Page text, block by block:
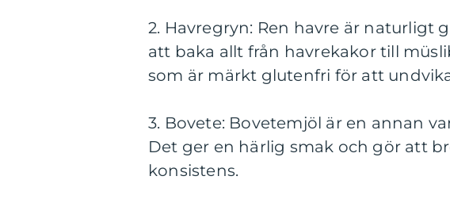
2. Havregryn: Ren havre är naturligt
att baka allt från havrekakor till
som är märkt glutenfri för att
3. Bovete: Bovetemjöl är en annan
Det ger en härlig smak och gör att
konsistens.